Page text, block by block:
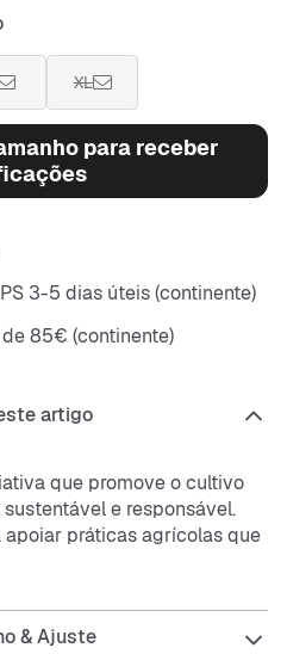
XL
para receber
3-5 dias úteis (continente)
85€ (continente)
artigo
que promove o cultivo
e responsável.
práticas agrícolas que
as condições dos
& Ajuste